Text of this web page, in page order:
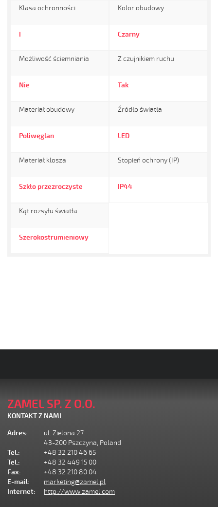
Klasa ochronności
I
Kolor obudowy
Czarny
Możliwość ściemniania
Nie
Z czujnikiem ruchu
Tak
Materiał obudowy
Poliwęglan
Źródło światła
LED
Materiał klosza
Szkło przezroczyste
Stopień ochrony (IP)
IP44
Kąt rozsyłu światła
Szerokostrumieniowy
ZAMEL SP. Z O.O.
KONTAKT Z NAMI
Adres:
ul. Zielona 27
43-200 Pszczyna, Poland
Tel.:
+48 32 210 46 65
Tel.:
+48 32 449 15 00
Fax:
+48 32 210 80 04
E-mail:
marketing@zamel.pl
Internet:
http://www.zamel.com